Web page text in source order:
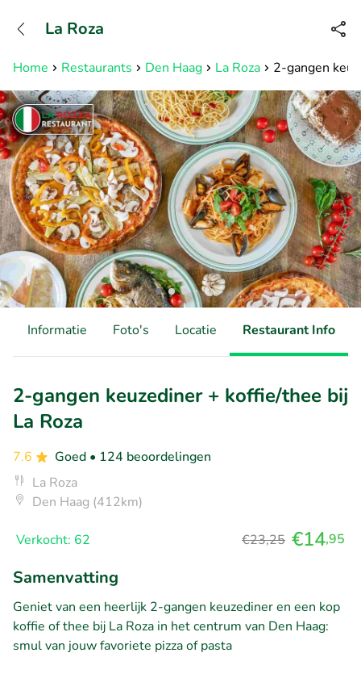
Bereikbaar tot 23:00 uur
Home Restaurants Den Haag La Roza 2-gangen
La Roza
Informatie Foto's Locatie Restaurant Info
2-gangen keuzediner + koffie/thee bij
La Roza
7.6 Goed • 124 beoordelingen
La Roza
Den Haag (412km)
Verkocht: 62 €23,25 €14,95
Samenvatting
Geniet van een heerlijk 2-gangen keuzediner en een kop
koffie of thee bij La Roza in het centrum van Den Haag:
smul van jouw favoriete pizza of pasta